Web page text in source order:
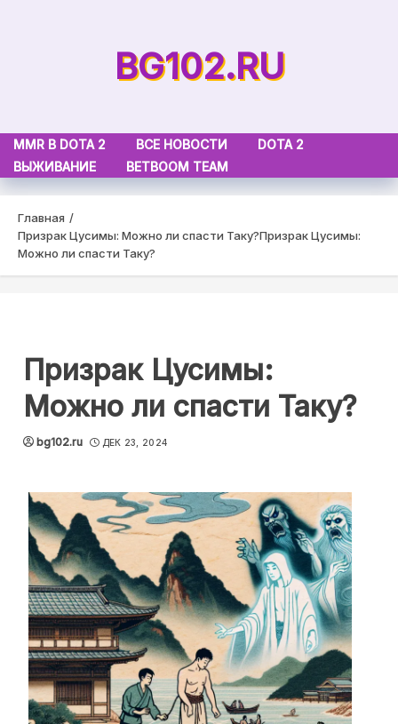
BG102.RU
MMR В DOTA 2 ВСЕ НОВОСТИ
DOTA 2
ВЫЖИВАНИЕ
BETBOOM TEAM
Главная
Призрак Цусимы: Можно ли спасти Таку?Призрак Цусимы:
Можно ли спасти Таку?
Призрак Цусимы:
Можно ли спасти Таку?
bg102.ru ДЕК 23, 2024